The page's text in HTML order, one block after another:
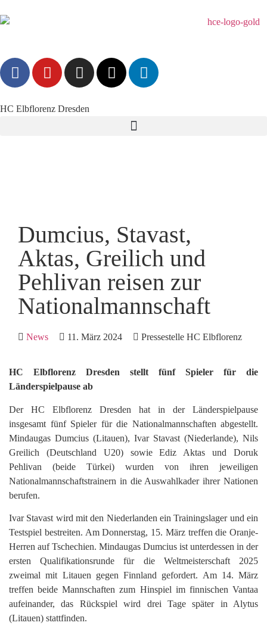
HC Elbflorenz Dresden
Dumcius, Stavast,
Aktas, Greilich und
Pehlivan reisen zur
Nationalmannschaft
News 11. März 2024 Pressestelle HC Elbflorenz
HC Elbflorenz Dresden stellt fünf Spieler für die
Länderspielpause ab
Der HC Elbflorenz Dresden hat in der Länderspielpause
insgesamt fünf Spieler für die Nationalmannschaften abgestellt.
Mindaugas Dumcius (Litauen), Ivar Stavast (Niederlande), Nils
Greilich (Deutschland U20) sowie Ediz Aktas und Doruk
Pehlivan (beide Türkei) wurden von ihren jeweiligen
Nationalmannschaftstrainern in die Auswahlkader ihrer Nationen
berufen.
Ivar Stavast wird mit den Niederlanden ein Trainingslager und ein
Testspiel bestreiten. Am Donnerstag, 15. März treffen die Oranje-
Herren auf Tschechien. Mindaugas Dumcius ist unterdessen in der
ersten Qualifikationsrunde für die Weltmeisterschaft 2025
zweimal mit Litauen gegen Finnland gefordert. Am 14. März
treffen beide Mannschaften zum Hinspiel im finnischen Vantaa
aufeinander, das Rückspiel wird drei Tage später in Alytus
(Litauen) stattfinden.